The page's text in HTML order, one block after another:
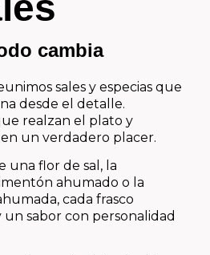
cambia
sales y especias que
desde el detalle.
realzan el plato y
un verdadero placer.
una flor de sal, la
ahumado o la
cada frasco
sabor con personalidad